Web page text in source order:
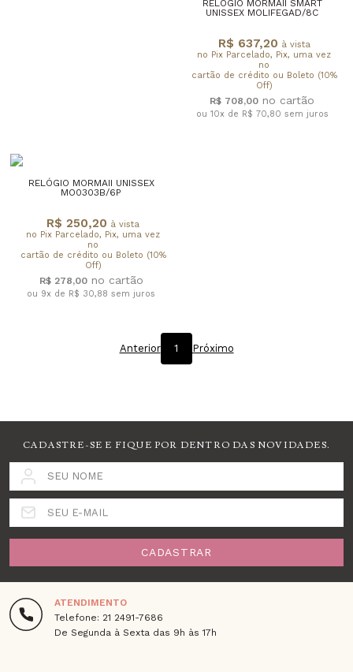
RELÓGIO MORMAII SMART
UNISSEX MOLIFEGAD/8C
R$ 637,20 à vista
no Pix Parcelado, Pix, uma vez
no
cartão de crédito ou Boleto (10%
Off)
R$ 708,00
ou 10x de R$ 70,80 sem juros
RELÓGIO MORMAII UNISSEX
MO0303B/6P
R$ 250,20 à vista
no Pix Parcelado, Pix, uma vez
no
cartão de crédito ou Boleto (10%
Off)
R$ 278,00
ou 9x de R$ 30,88 sem juros
Anterior 1 Próximo
CADASTRE-SE E FIQUE POR DENTRO DAS NOVIDADES.
SEU NOME
SEU E-MAIL
CADASTRAR
ATENDIMENTO
Telefone: 21 2491-7686
De Segunda à Sexta das 9h às 17h